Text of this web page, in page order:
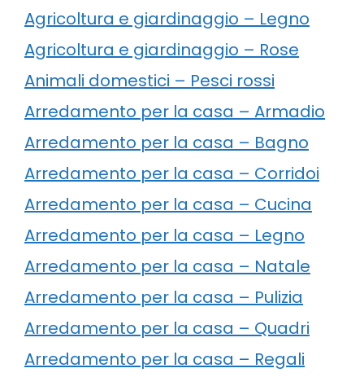
Agricoltura e giardinaggio – Legno
Agricoltura e giardinaggio – Rose
Animali domestici – Pesci rossi
Arredamento per la casa – Armadio
Arredamento per la casa – Bagno
Arredamento per la casa – Corridoi
Arredamento per la casa – Cucina
Arredamento per la casa – Legno
Arredamento per la casa – Natale
Arredamento per la casa – Pulizia
Arredamento per la casa – Quadri
Arredamento per la casa – Regali